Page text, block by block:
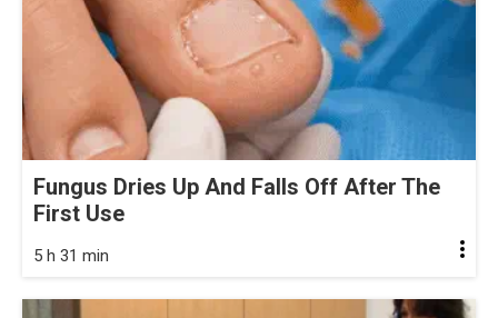
Fungus Dries Up And Falls Off After The
First Use
5 h 31 min